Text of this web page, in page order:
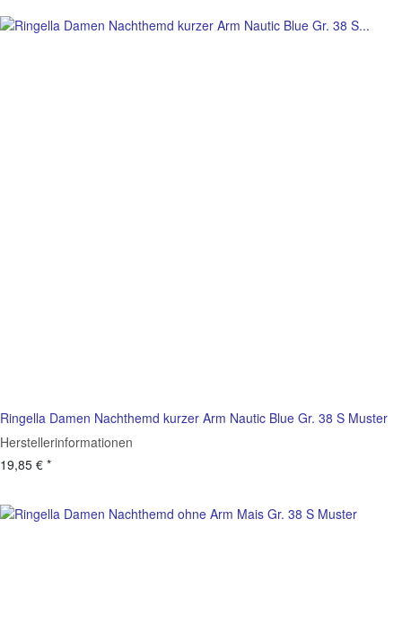
Ringella Damen Nachthemd kurzer Arm Nautic Blue Gr. 38 S Muster
Herstellerinformationen
19,85 € *